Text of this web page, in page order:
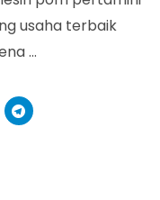
usaha terbaik
…